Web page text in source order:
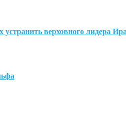
верховного лидера